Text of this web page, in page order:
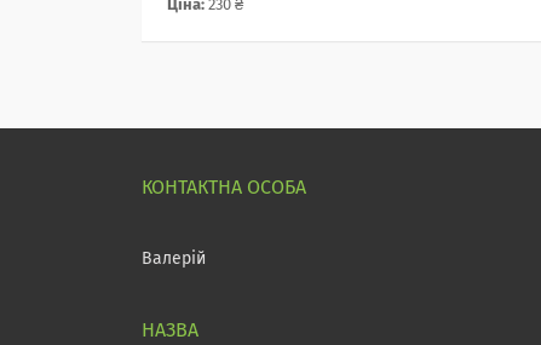
Ціна: 230 ₴
Валерій